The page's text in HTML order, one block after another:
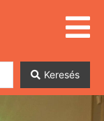
Keresés